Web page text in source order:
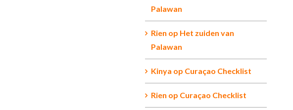
Palawan
Rien op Het zuiden van
Palawan
Kinya op Curaçao Checklist
Rien op Curaçao Checklist